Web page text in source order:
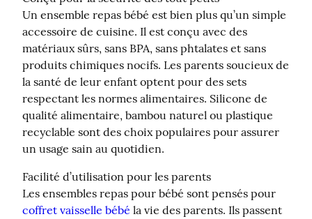
Un ensemble repas bébé est bien plus qu’un simple
accessoire de cuisine. Il est conçu avec des
matériaux sûrs, sans BPA, sans phtalates et sans
produits chimiques nocifs. Les parents soucieux de
la santé de leur enfant optent pour des sets
respectant les normes alimentaires. Silicone de
qualité alimentaire, bambou naturel ou plastique
recyclable sont des choix populaires pour assurer
un usage sain au quotidien.
Facilité d’utilisation pour les parents
coffret vaisselle bébé la vie des parents. Ils passent